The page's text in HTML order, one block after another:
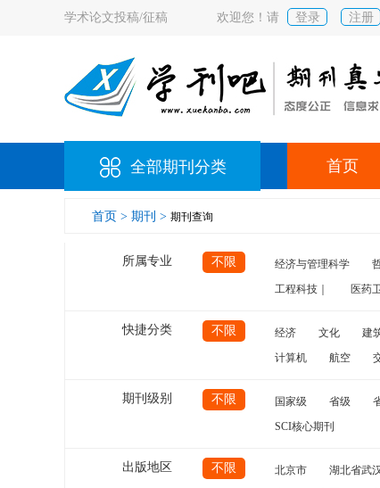
学术论文投稿/征稿 欢迎您！请 登录 注册
全部期刊分类 首页
首页 > 期刊 > 期刊查询
所属专业 不限 经济与管理科学
工程科技｜
医药
快捷分类 不限 经济 文化 建
计算机
航空
期刊级别 不限 国家级 省级
SCI核心期刊
出版地区 不限 北京市 湖北省武